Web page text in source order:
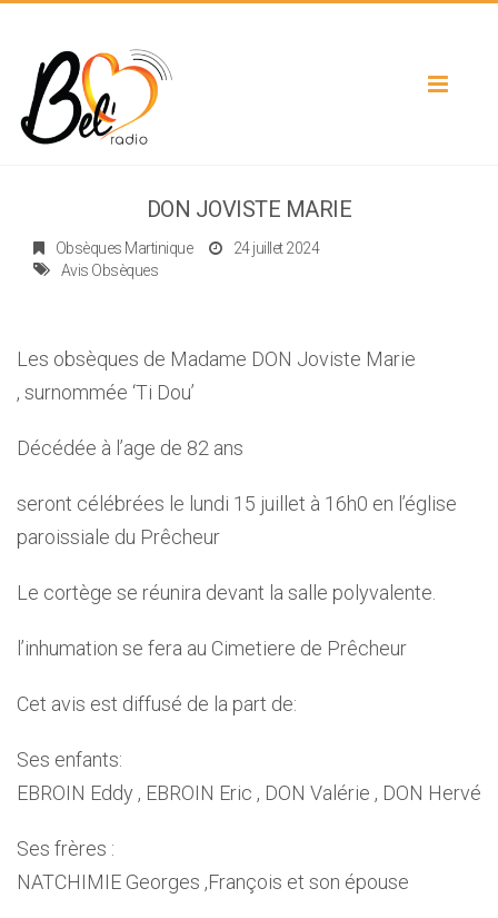
Toggle
DON JOVISTE MARIE
Obsèques Martinique
24 juillet 2024
Avis Obsèques
Les obsèques de Madame DON Joviste Marie
, surnommée ‘Ti Dou’
Décédée à l’age de 82 ans
seront célébrées le lundi 15 juillet à 16h0 en l’église
paroissiale du Prêcheur
Le cortège se réunira devant la salle polyvalente.
l’inhumation se fera au Cimetiere de Prêcheur
Cet avis est diffusé de la part de:
Ses enfants:
EBROIN Eddy , EBROIN Eric , DON Valérie , DON Hervé
Ses frères :
NATCHIMIE Georges ,François et son épouse